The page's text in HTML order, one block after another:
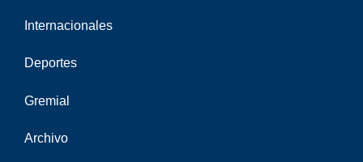
Internacionales
Deportes
Gremial
Archivo